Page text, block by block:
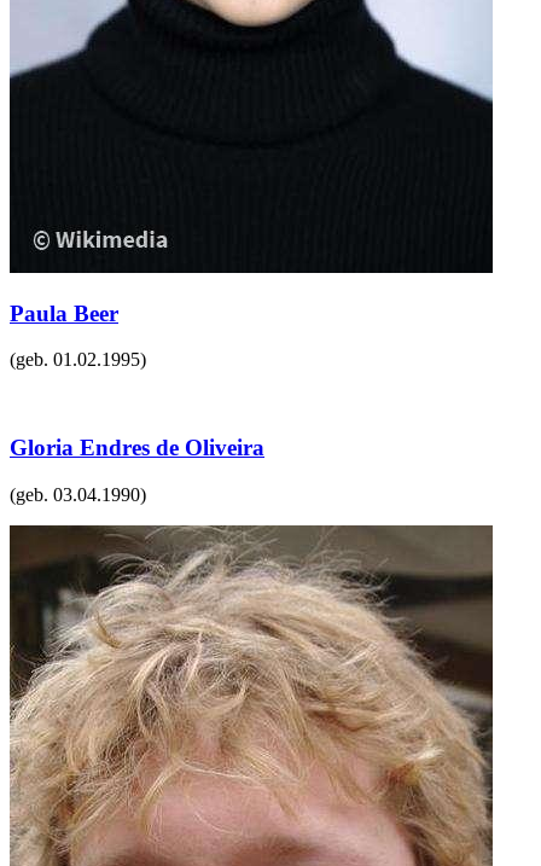
Paula Beer
(geb. 01.02.1995)
Gloria Endres de Oliveira
(geb. 03.04.1990)